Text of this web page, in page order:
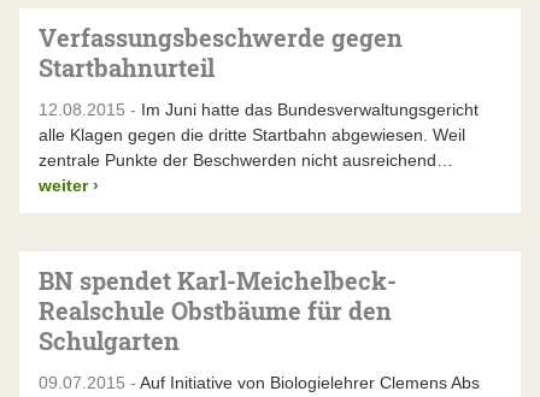
Verfassungsbeschwerde gegen
Startbahnurteil
12.08.2015 - Im Juni hatte das Bundesverwaltungsgericht
alle Klagen gegen die dritte Startbahn abgewiesen. Weil
zentrale Punkte der Beschwerden nicht ausreichend…
weiter ›
BN spendet Karl-Meichelbeck-
Realschule Obstbäume für den
Schulgarten
09.07.2015 - Auf Initiative von Biologielehrer Clemens Abs